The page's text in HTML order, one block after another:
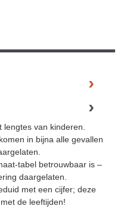
van kinderen.
in bijna alle gevallen
tabel betrouwbaar is –
daargelaten.
met een cijfer; deze
de leeftijden!